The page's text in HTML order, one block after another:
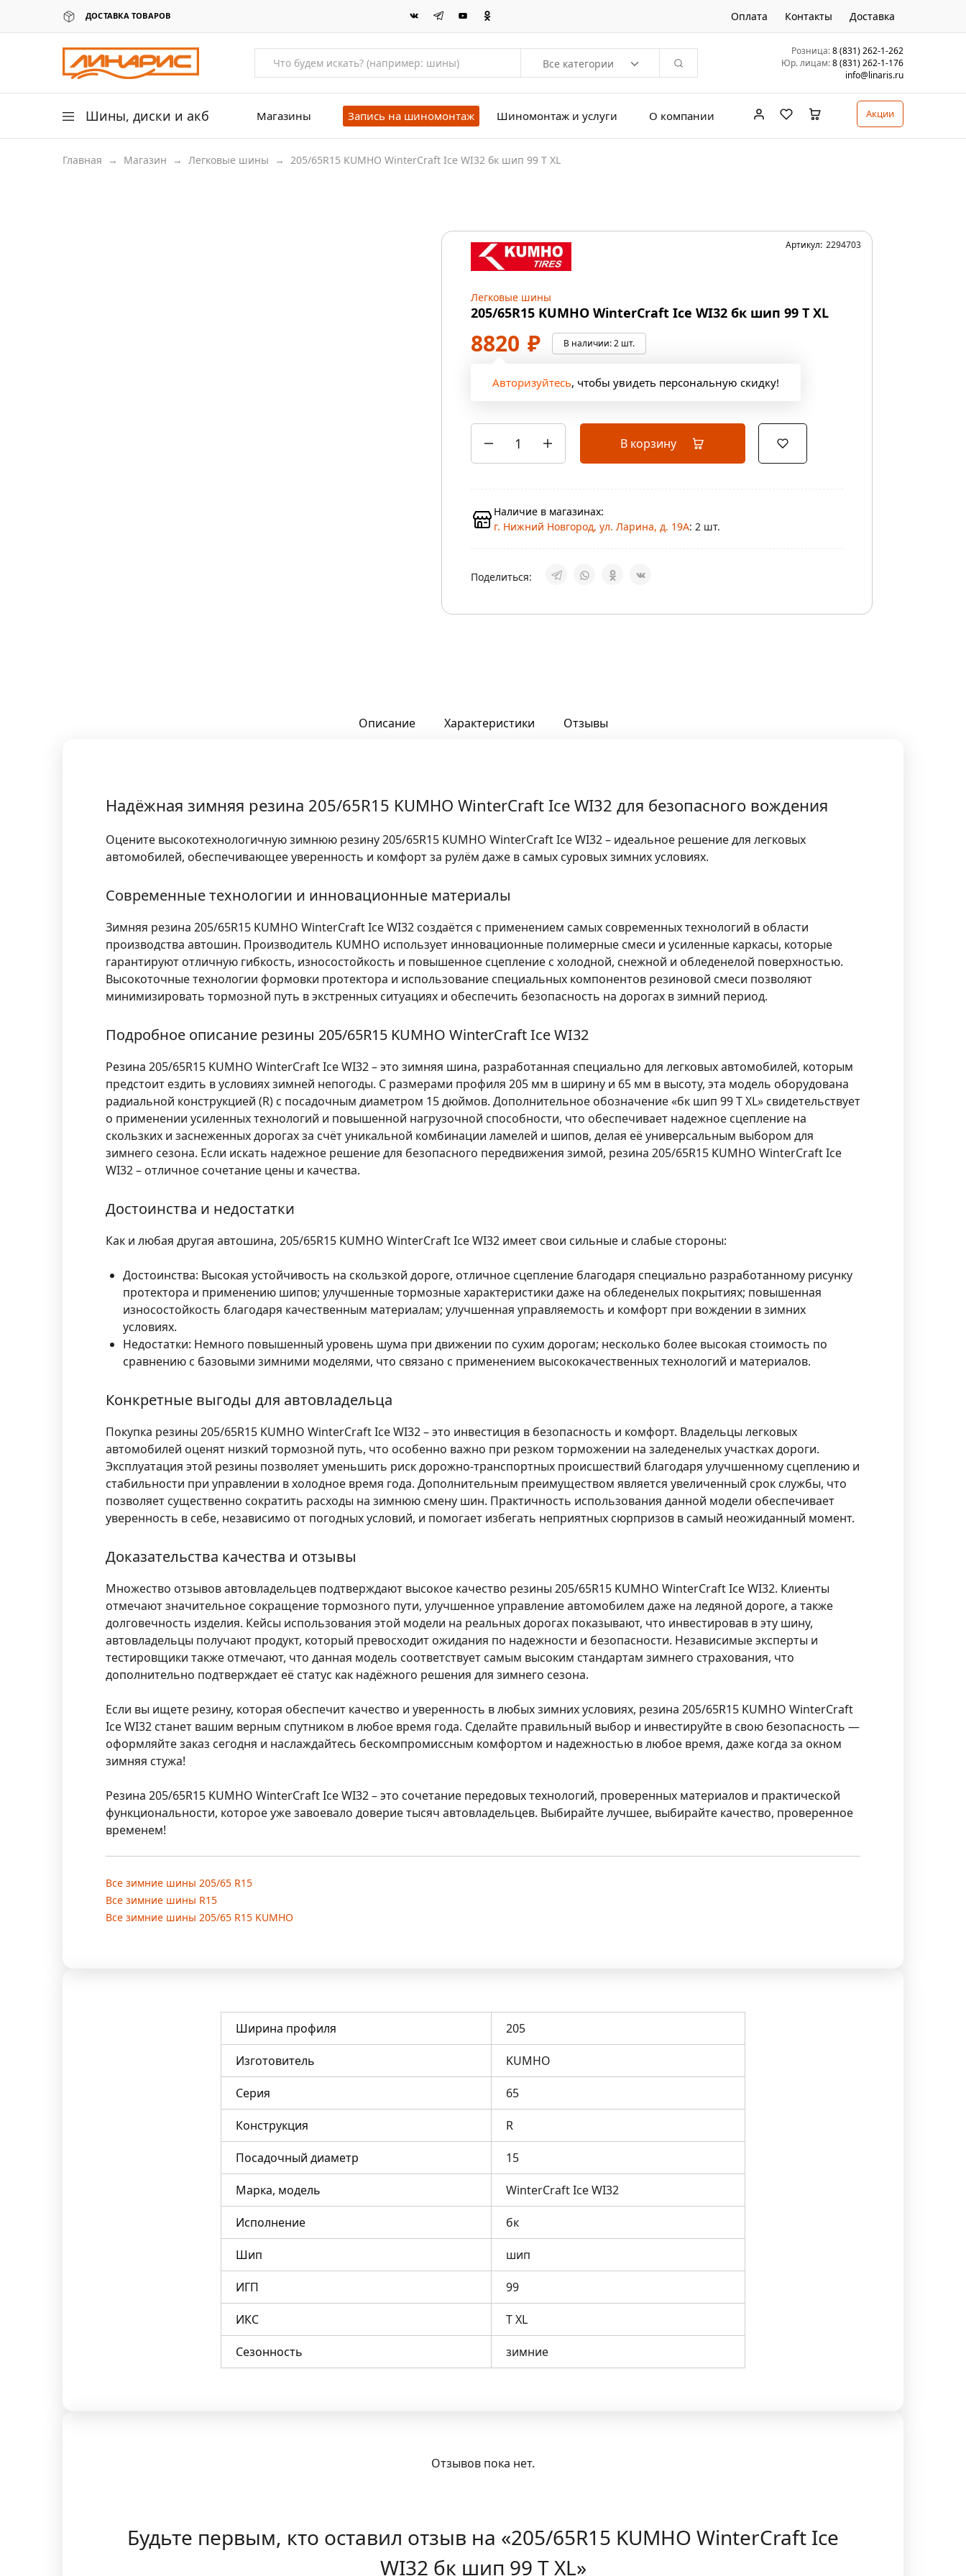
ДОСТАВКА ТОВАРОВ Оплата Контакты Доставка
Линарис
Продажа
шин,
дисков
аккумуляторов
Все категории
Розница:8 (831) 262-1-262
Юр. лицам:8 (831) 262-1-176
info@linaris.ru
Шины, диски и акб
Легковые шины
Магазины Запись на шиномонтаж Шиномонтаж и услуги О компании Акции
Главная → Магазин → Легковые шины → 205/65R15 KUMHO WinterCraft Ice WI32 бк шип 99 T XL
Легковые шины
205/65R15 KUMHO WinterCraft Ice WI32 бк шип 99 T XL
8820 ₽ В наличии:2 шт.
Авторизуйтесь, чтобы увидеть персональную скидку!
В корзину
Артикул: 2294703
Наличие в магазинах:
г. Нижний Новгород, ул. Ларина, д. 19А: 2 шт.
Поделиться:
Описание Характеристики Отзывы
Надёжная зимняя резина 205/65R15 KUMHO WinterCraft Ice WI32 для безопасного вождения
Оцените высокотехнологичную зимнюю резину 205/65R15 KUMHO WinterCraft Ice WI32 – идеальное решение для легковых
автомобилей, обеспечивающее уверенность и комфорт за рулём даже в самых суровых зимних условиях.
Современные технологии и инновационные материалы
Зимняя резина 205/65R15 KUMHO WinterCraft Ice WI32 создаётся с применением самых современных технологий в области
производства автошин. Производитель KUMHO использует инновационные полимерные смеси и усиленные каркасы, которые
гарантируют отличную гибкость, износостойкость и повышенное сцепление с холодной, снежной и обледенелой поверхностью.
Высокоточные технологии формовки протектора и использование специальных компонентов резиновой смеси позволяют
минимизировать тормозной путь в экстренных ситуациях и обеспечить безопасность на дорогах в зимний период.
Подробное описание резины 205/65R15 KUMHO WinterCraft Ice WI32
Резина 205/65R15 KUMHO WinterCraft Ice WI32 – это зимняя шина, разработанная специально для легковых автомобилей, которым
предстоит ездить в условиях зимней непогоды. С размерами профиля 205 мм в ширину и 65 мм в высоту, эта модель оборудована
радиальной конструкцией (R) с посадочным диаметром 15 дюймов. Дополнительное обозначение «бк шип 99 T XL» свидетельствует
о применении усиленных технологий и повышенной нагрузочной способности, что обеспечивает надежное сцепление на
скользких и заснеженных дорогах за счёт уникальной комбинации ламелей и шипов, делая её универсальным выбором для
зимнего сезона. Если искать надежное решение для безопасного передвижения зимой, резина 205/65R15 KUMHO WinterCraft Ice
WI32 – отличное сочетание цены и качества.
Достоинства и недостатки
Как и любая другая автошина, 205/65R15 KUMHO WinterCraft Ice WI32 имеет свои сильные и слабые стороны:
Достоинства: Высокая устойчивость на скользкой дороге, отличное сцепление благодаря специально разработанному рисунку
протектора и применению шипов; улучшенные тормозные характеристики даже на обледенелых покрытиях; повышенная
износостойкость благодаря качественным материалам; улучшенная управляемость и комфорт при вождении в зимних
условиях.
Недостатки: Немного повышенный уровень шума при движении по сухим дорогам; несколько более высокая стоимость по
сравнению с базовыми зимними моделями, что связано с применением высококачественных технологий и материалов.
Конкретные выгоды для автовладельца
Покупка резины 205/65R15 KUMHO WinterCraft Ice WI32 – это инвестиция в безопасность и комфорт. Владельцы легковых
автомобилей оценят низкий тормозной путь, что особенно важно при резком торможении на заледенелых участках дороги.
Эксплуатация этой резины позволяет уменьшить риск дорожно-транспортных происшествий благодаря улучшенному сцеплению и
стабильности при управлении в холодное время года. Дополнительным преимуществом является увеличенный срок службы, что
позволяет существенно сократить расходы на зимнюю смену шин. Практичность использования данной модели обеспечивает
уверенность в себе, независимо от погодных условий, и помогает избегать неприятных сюрпризов в самый неожиданный момент.
Доказательства качества и отзывы
Множество отзывов автовладельцев подтверждают высокое качество резины 205/65R15 KUMHO WinterCraft Ice WI32. Клиенты
отмечают значительное сокращение тормозного пути, улучшенное управление автомобилем даже на ледяной дороге, а также
долговечность изделия. Кейсы использования этой модели на реальных дорогах показывают, что инвестировав в эту шину,
автовладельцы получают продукт, который превосходит ожидания по надежности и безопасности. Независимые эксперты и
тестировщики также отмечают, что данная модель соответствует самым высоким стандартам зимнего страхования, что
дополнительно подтверждает её статус как надёжного решения для зимнего сезона.
Если вы ищете резину, которая обеспечит качество и уверенность в любых зимних условиях, резина 205/65R15 KUMHO WinterCraft
Ice WI32 станет вашим верным спутником в любое время года. Сделайте правильный выбор и инвестируйте в свою безопасность —
оформляйте заказ сегодня и наслаждайтесь бескомпромиссным комфортом и надежностью в любое время, даже когда за окном
зимняя стужа!
Резина 205/65R15 KUMHO WinterCraft Ice WI32 – это сочетание передовых технологий, проверенных материалов и практической
функциональности, которое уже завоевало доверие тысяч автовладельцев. Выбирайте лучшее, выбирайте качество, проверенное
временем!
Все зимние шины 205/65 R15
Все зимние шины R15
Все зимние шины 205/65 R15 KUMHO
Ширина профиля 205
Изготовитель KUMHO
Серия 65
Конструкция R
Посадочный диаметр 15
Марка, модель WinterCraft Ice WI32
Исполнение бк
Шип шип
ИГП 99
ИКС T XL
Сезонность зимние
Отзывов пока нет.
Будьте первым, кто оставил отзыв на «205/65R15 KUMHO WinterCraft Ice
WI32 бк шип 99 T XL»